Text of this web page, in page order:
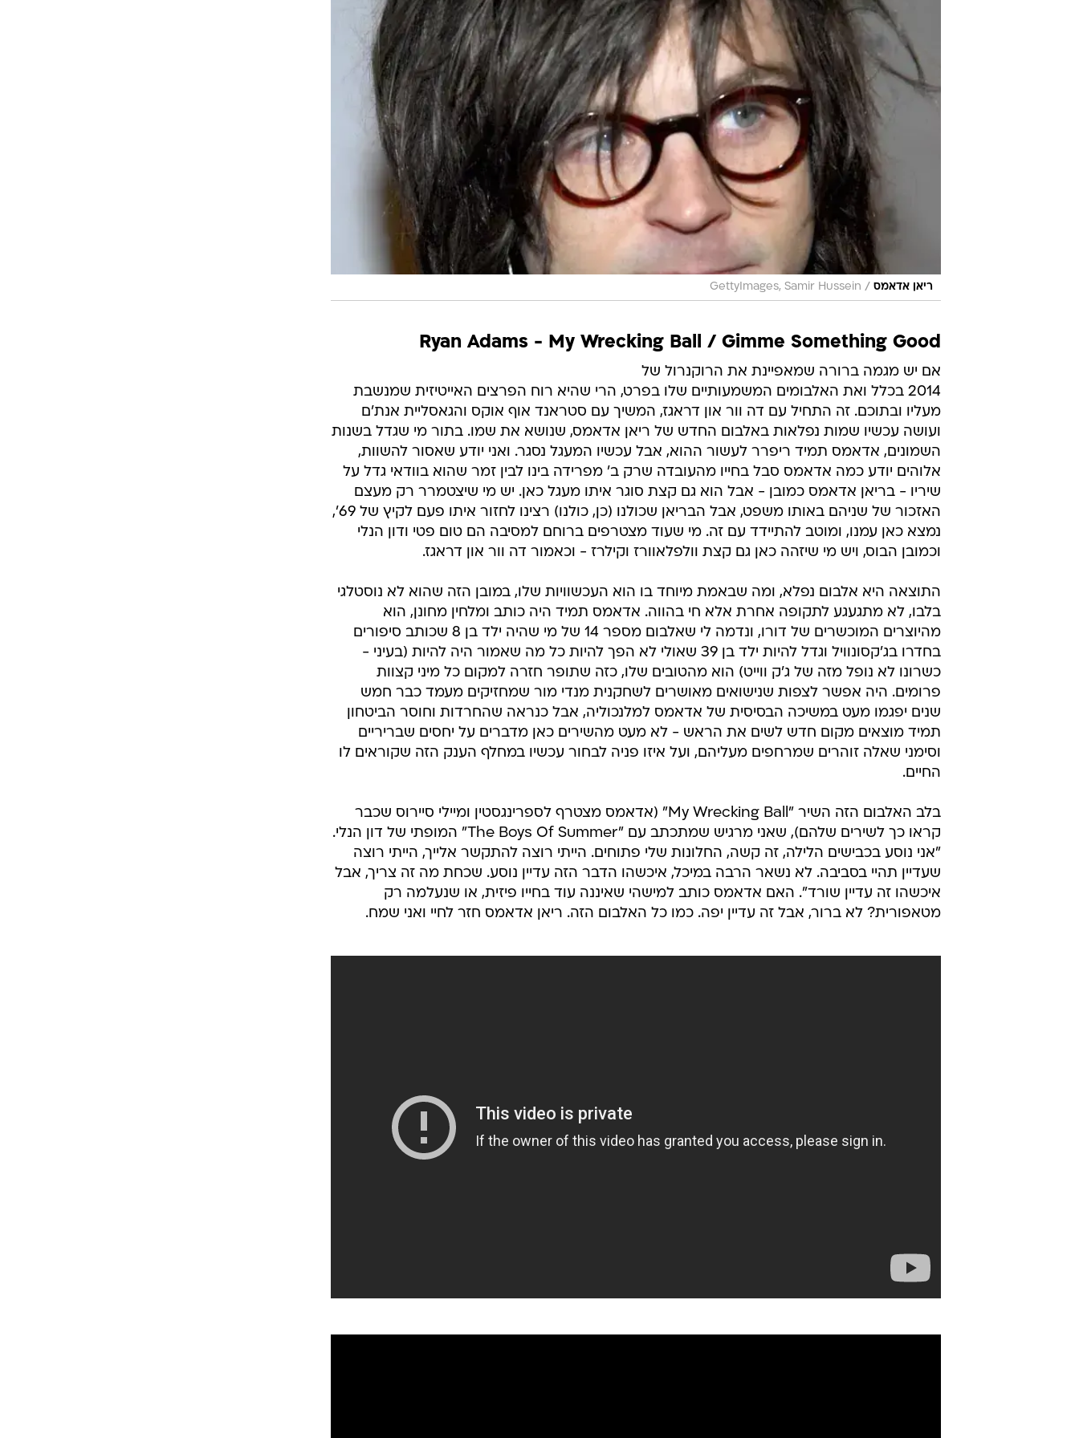
ריאן אדאמס /
GettyImages, Samir Hussein
Ryan Adams - My Wrecking Ball / Gimme Something Good
אם יש מגמה ברורה שמאפיינת את הרוקנרול של
2014 בכלל ואת האלבומים המשמעותיים שלו בפרט, הרי שהיא רוח הפרצים האייטיזית שמנשבת
מעליו ובתוכם. זה התחיל עם דה וור און דראגז, המשיך עם סטראנד אוף אוקס והגאסליית אנת'ם
ועושה עכשיו שמות נפלאות באלבום החדש של ריאן אדאמס, שנושא את שמו. בתור מי שגדל בשנות
השמונים, אדאמס תמיד ריפרר לעשור ההוא, אבל עכשיו המעגל נסגר. ואני יודע שאסור להשוות,
אלוהים יודע כמה אדאמס סבל בחייו מהעובדה שרק ב' מפרידה בינו לבין זמר שהוא בוודאי גדל על
שיריו - בריאן אדאמס כמובן - אבל הוא גם קצת סוגר איתו מעגל כאן. יש מי שיצטמרר רק מעצם
האזכור של שניהם באותו משפט, אבל הבריאן שכולנו (כן, כולנו) רצינו לחזור איתו פעם לקיץ של 69',
נמצא כאן עמנו, ומוטב להתיידד עם זה. מי שעוד מצטרפים ברוחם למסיבה הם טום פטי ודון הנלי
וכמובן הבוס, ויש מי שיזהה כאן גם קצת וולפלאוורז וקילרז - וכאמור דה וור און דראגז.
התוצאה היא אלבום נפלא, ומה שבאמת מיוחד בו הוא העכשוויות שלו, במובן הזה שהוא לא נוסטלגי
בלבו, לא מתגעגע לתקופה אחרת אלא חי בהווה. אדאמס תמיד היה כותב ומלחין מחונן, הוא
מהיוצרים המוכשרים של דורו, ונדמה לי שאלבום מספר 14 של מי שהיה ילד בן 8 שכותב סיפורים
בחדרו בג'קסונוויל וגדל להיות ילד בן 39 שאולי לא הפך להיות כל מה שאמור היה להיות (בעיני -
כשרונו לא נופל מזה של ג'ק ווייט) הוא מהטובים שלו, כזה שתופר חזרה למקום כל מיני קצוות
פרומים. היה אפשר לצפות שנישואים מאושרים לשחקנית מנדי מור שמחזיקים מעמד כבר חמש
שנים יפגמו מעט במשיכה הבסיסית של אדאמס למלנכוליה, אבל כנראה שהחרדות וחוסר הביטחון
תמיד מוצאים מקום חדש לשים את הראש - לא מעט מהשירים כאן מדברים על יחסים שבריריים
וסימני שאלה זוהרים שמרחפים מעליהם, ועל איזו פניה לבחור עכשיו במחלף הענק הזה שקוראים לו
החיים.
בלב האלבום הזה השיר "My Wrecking Ball" (אדאמס מצטרף לספרינגסטין ומיילי סיירוס שכבר
קראו כך לשירים שלהם), שאני מרגיש שמתכתב עם "The Boys Of Summer" המופתי של דון הנלי.
"אני נוסע בכבישים הלילה, זה קשה, החלונות שלי פתוחים. הייתי רוצה להתקשר אלייך, הייתי רוצה
שעדיין תהיי בסביבה. לא נשאר הרבה במיכל, איכשהו הדבר הזה עדיין נוסע. שכחת מה זה צריך, אבל
איכשהו זה עדיין שורד". האם אדאמס כותב למישהי שאיננה עוד בחייו פיזית, או שנעלמה רק
מטאפורית? לא ברור, אבל זה עדיין יפה. כמו כל האלבום הזה. ריאן אדאמס חזר לחיי ואני שמח.